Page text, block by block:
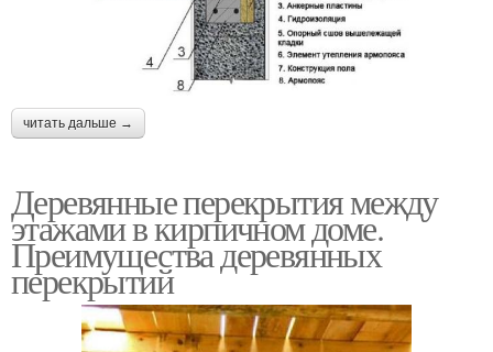
читать дальше →
Деревянные перекрытия между
этажами в кирпичном доме.
Преимущества деревянных
перекрытий